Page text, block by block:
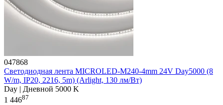
047868
Светодиодная лента MICROLED-M240-4mm 24V Day5000 (8
W/m, IP20, 2216, 5m) (Arlight, 130 лм/Вт)
Day | Дневной 5000 K
1 44687